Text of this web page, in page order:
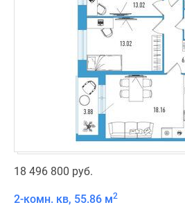
18 496 800 руб.
2-комн. кв, 55.86 м2